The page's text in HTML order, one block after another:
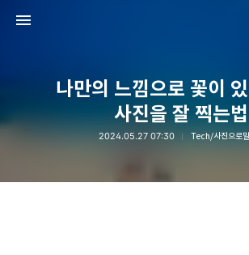
나만의 느낌으로 꽃이
사진을 잘 찍는법
2024.05.27 07:30 Tech/사진으로말
Raycat : Photo